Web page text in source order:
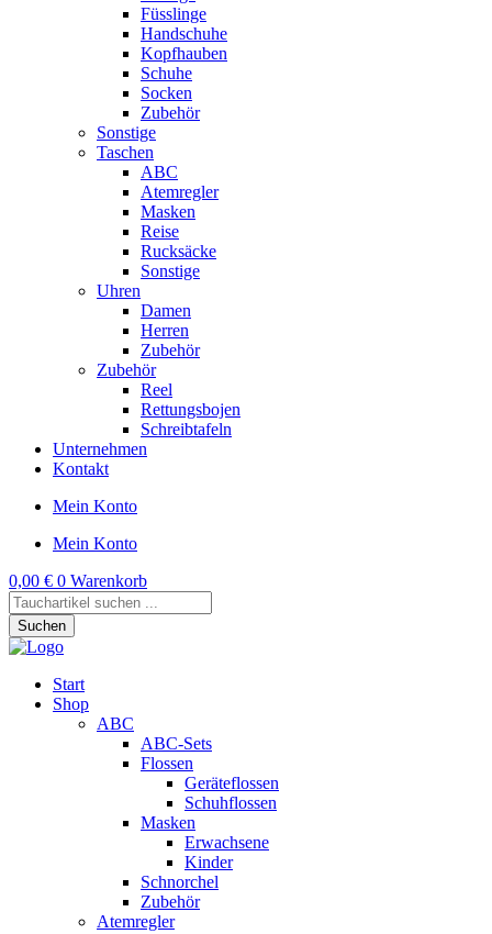
Füsslinge
Handschuhe
Kopfhauben
Schuhe
Socken
Zubehör
Sonstige
Taschen
ABC
Atemregler
Masken
Reise
Rucksäcke
Sonstige
Uhren
Damen
Herren
Zubehör
Zubehör
Reel
Rettungsbojen
Schreibtafeln
Unternehmen
Kontakt
Mein Konto
Mein Konto
0,00 € 0 Warenkorb
Products
search
Suchen
Start
Shop
ABC
ABC-Sets
Flossen
Geräteflossen
Schuhflossen
Masken
Erwachsene
Kinder
Schnorchel
Zubehör
Atemregler